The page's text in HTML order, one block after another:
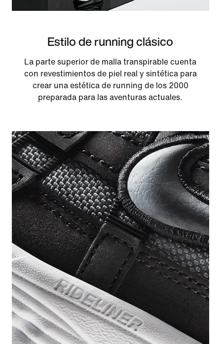
Estilo de running clásico
La parte superior de malla transpirable cuenta
con revestimientos de piel real y sintética para
crear una estética de running de los 2000
preparada para las aventuras actuales.